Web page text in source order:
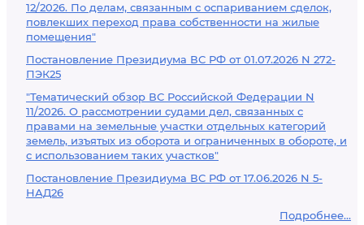
12/2026. По делам, связанным с оспариванием сделок,
повлекших переход права собственности на жилые
помещения"
Постановление Президиума ВС РФ от 01.07.2026 N 272-
ПЭК25
"Тематический обзор ВС Российской Федерации N
11/2026. О рассмотрении судами дел, связанных с
правами на земельные участки отдельных категорий
земель, изъятых из оборота и ограниченных в обороте, и
с использованием таких участков"
Постановление Президиума ВС РФ от 17.06.2026 N 5-
НАД26
Подробнее...